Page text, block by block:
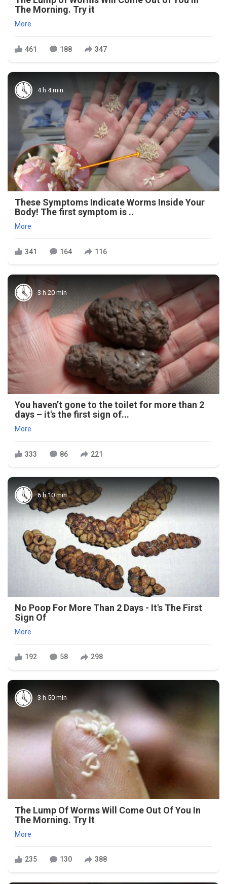
The Morning. Try it
More
461 188 347
4 h 4 min
These Symptoms Indicate Worms Inside Your
Body! The first symptom is ..
More
341 164 116
3 h 20 min
You haven’t gone to the toilet for more than 2
days – it's the first sign of...
More
333 86 221
6 h 10 min
No Poop For More Than 2 Days - It's The First
Sign Of
More
192 58 298
3 h 50 min
The Lump Of Worms Will Come Out Of You In
The Morning. Try It
More
235 130 388